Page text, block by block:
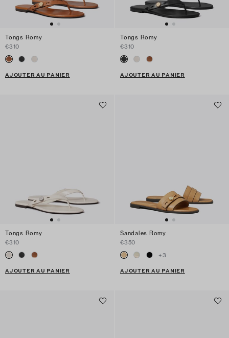
Tongs Romy
€310
AJOUTER AU PANIER
Tongs Romy
€310
AJOUTER AU PANIER
Tongs Romy
€310
AJOUTER AU PANIER
Sandales Romy
€350
+3
AJOUTER AU PANIER